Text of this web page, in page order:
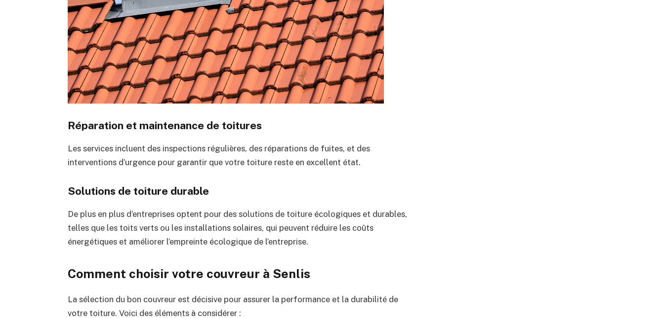
Réparation et maintenance de toitures
Les services incluent des inspections régulières, des réparations de fuites, et des
interventions d’urgence pour garantir que votre toiture reste en excellent état.
Solutions de toiture durable
De plus en plus d’entreprises optent pour des solutions de toiture écologiques et durables,
telles que les toits verts ou les installations solaires, qui peuvent réduire les coûts
énergétiques et améliorer l’empreinte écologique de l’entreprise.
Comment choisir votre couvreur à Senlis
La sélection du bon couvreur est décisive pour assurer la performance et la durabilité de
votre toiture. Voici des éléments à considérer :